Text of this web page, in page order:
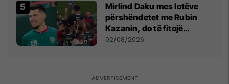
Mirlind Daku mes lotëve
përshëndetet me Rubin
Kazanin, do të fitojë
miliona te Spartak Moska
02/08/2026